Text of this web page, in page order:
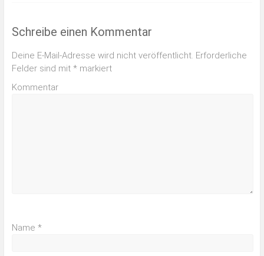
Schreibe einen Kommentar
Deine E-Mail-Adresse wird nicht veröffentlicht. Erforderliche
Felder sind mit *markiert
Kommentar
Name *